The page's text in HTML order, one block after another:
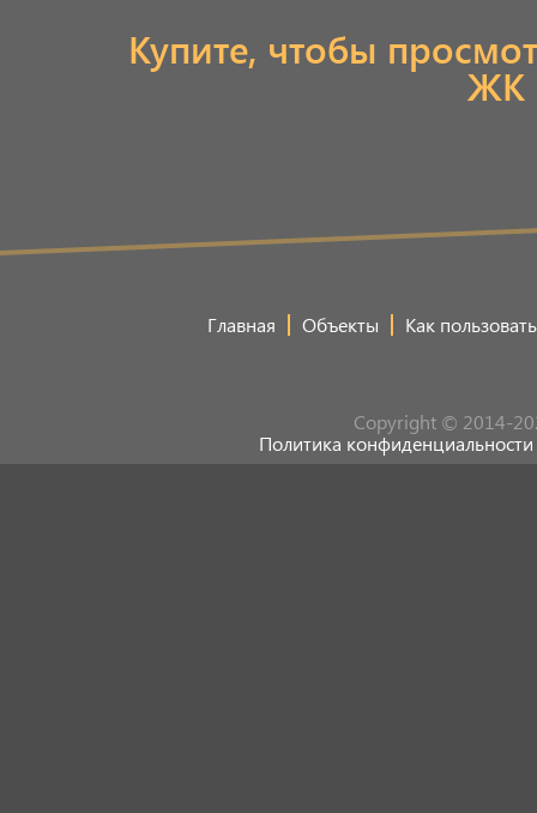
Купите, чтобы
ЖК
Главная Объекты Как
Copyright © 2014-
Политика конфиденциальности